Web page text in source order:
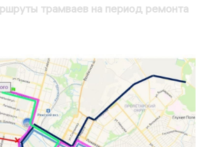
трамваев на период ремонта